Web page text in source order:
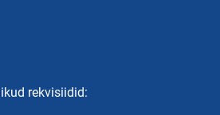
rekvisiidid: